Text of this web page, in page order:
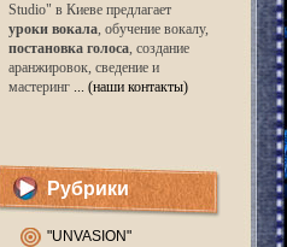
Studio" в Киеве предлагает
уроки вокала, обучение вокалу,
постановка голоса, создание
аранжировок, сведение и
мастеринг ... (наши контакты)
Рубрики
"UNVASION"